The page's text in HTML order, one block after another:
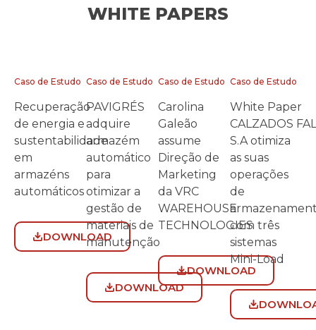
WHITE PAPERS
Caso de Estudo
Recuperação
de energia e
sustentabilidade
em
armazéns
automáticos
DOWNLOAD
Caso de Estudo
PAVIGRÉS
adquire
armazém
automático
para
otimizar a
gestão de
materiais de
manutenção
DOWNLOAD
Caso de Estudo
Carolina
Galeão
assume
Direção de
Marketing
da VRC
WAREHOUSE
TECHNOLOGIES
DOWNLOAD
Caso de Estudo
White Paper
CALZADOS FAL
S.A otimiza
as suas
operações
de
com três
sistemas
Mini-Load